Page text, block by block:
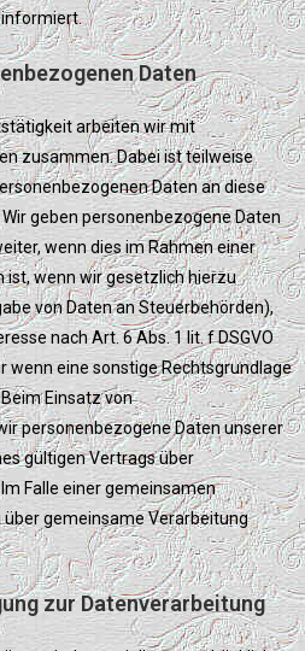
Daten
arbeiten wir mit
zusammen. Dabei ist teilweise
Daten an diese
geben personenbezogene Daten
wenn dies im Rahmen einer
wenn wir gesetzlich hierzu
von Daten an Steuerbehörden),
nach Art. 6 Abs. 1 lit. f DSGVO
wenn eine sonstige Rechtsgrundlage
Einsatz von
personenbezogene Daten unserer
gültigen Vertrags über
Falle einer gemeinsamen
gemeinsame Verarbeitung
zur Datenverarbeitung